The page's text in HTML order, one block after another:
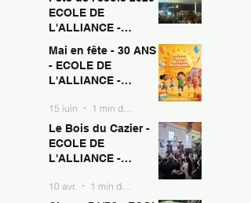
ECOLE DE
L'ALLIANCE -
SAMBRE
15 juin 1 min de lecture
Mai en fête - 30 ANS !
- ECOLE DE
L'ALLIANCE -
SAMBRE
15 juin
Le Bois du Cazier -
ECOLE DE
L'ALLIANCE -
SAMBRE
10 avr.